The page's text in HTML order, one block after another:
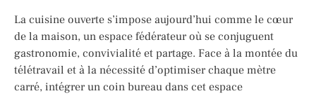
La cuisine ouverte s’impose aujourd’hui comme le cœur
de la maison, un espace fédérateur où se conjuguent
gastronomie, convivialité et partage. Face à la montée du
télétravail et à la nécessité d’optimiser chaque mètre
carré, intégrer un coin bureau dans cet espace